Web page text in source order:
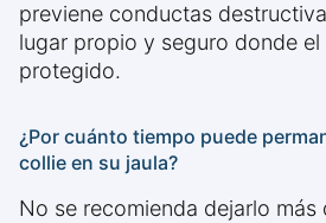
previene conductas
lugar propio y seguro donde el
protegido.
¿Por cuánto tiempo puede
collie en su jaula?
No se recomienda dejarlo más